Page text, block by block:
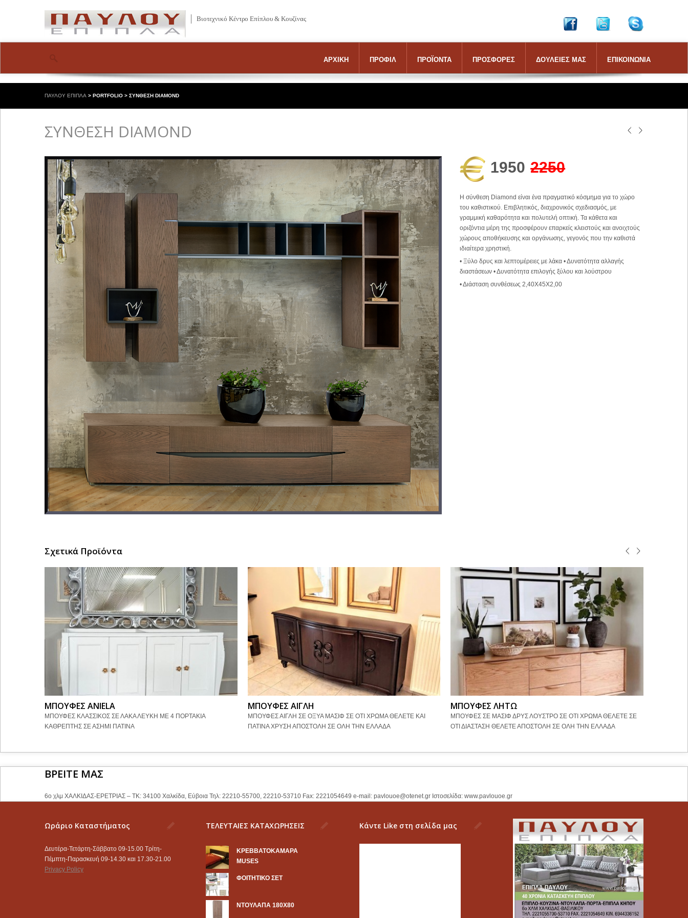
Βιοτεχνικό Κέντρο Επίπλου & Κουζίνας
ΑΡΧΙΚΗ ΠΡΟΦΙΛ ΠΡΟΪΟΝΤΑ ΠΡΟΣΦΟΡΕΣ ΔΟΥΛΕΙΕΣ ΜΑΣ ΕΠΙΚΟΙΝΩΝΙΑ
ΠΑΥΛΟΥ ΕΠΙΠΛΑ > PORTFOLIO > ΣΥΝΘΕΣΗ DIAMOND
ΣΥΝΘΕΣΗ DIAMOND
1950 2250
Η σύνθεση Diamond είναι ένα πραγματικό κόσμημα για το χώρο
του καθιστικού. Επιβλητικός, διαχρονικός σχεδιασμός, με
γραμμική καθαρότητα και πολυτελή οπτική. Τα κάθετα και
οριζόντια μέρη της προσφέρουν επαρκείς κλειστούς και ανοιχτούς
χώρους αποθήκευσης και οργάνωσης, γεγονός που την καθιστά
ιδιαίτερα χρηστική.
• Ξύλο δρυς και λεπτομέρειες με λάκα • Δυνατότητα αλλαγής
διαστάσεων • Δυνατότητα επιλογής ξύλου και λούστρου
• Διάσταση συνθέσεως 2,40Χ45Χ2,00
Σχετικά Προϊόντα
ΜΠΟΥΦΕΣ ANIELA
ΜΠΟΥΦΕΣ ΚΛΑΣΣΙΚΟΣ ΣΕ ΛΑΚΑ ΛΕΥΚΗ ΜΕ 4 ΠΟΡΤΑΚΙΑ
ΚΑΘΡΕΠΤΗΣ ΣΕ ΑΣΗΜΙ ΠΑΤΙΝΑ
ΜΠΟΥΦΕΣ ΑΙΓΛΗ
ΜΠΟΥΦΕΣ ΑΙΓΛΗ ΣΕ ΟΞΥΑ ΜΑΣΙΦ ΣΕ ΟΤΙ ΧΡΩΜΑ ΘΕΛΕΤΕ ΚΑΙ
ΠΑΤΙΝΑ ΧΡΥΣΗ ΑΠΟΣΤΟΛΗ ΣΕ ΟΛΗ ΤΗΝ ΕΛΛΑΔΑ
ΜΠΟΥΦΕΣ ΛΗΤΩ
ΜΠΟΥΦΕΣ ΣΕ ΜΑΣΙΦ ΔΡΥΣ ΛΟΥΣΤΡΟ ΣΕ ΟΤΙ ΧΡΩΜΑ ΘΕΛΕΤΕ ΣΕ
ΟΤΙ ΔΙΑΣΤΑΣΗ ΘΕΛΕΤΕ ΑΠΟΣΤΟΛΗ ΣΕ ΟΛΗ ΤΗΝ ΕΛΛΑΔΑ
ΒΡΕΙΤΕ ΜΑΣ
6ο χλμ ΧΑΛΚΙΔΑΣ-ΕΡΕΤΡΙΑΣ – ΤΚ: 34100 Χαλκίδα, Εύβοια Τηλ: 22210-55700, 22210-53710 Fax: 2221054649 e-mail: pavlouoe@otenet.gr Ιστοσελίδα: www.pavlouoe.gr
Ωράριο Καταστήματος
Δευτέρα-Τετάρτη-Σάββατο 09-15.00 Τρίτη-
Πέμπτη-Παρασκευή 09-14.30 και 17.30-21.00
Privacy Policy
ΤΕΛΕΥΤΑΙΕΣ ΚΑΤΑΧΩΡΗΣΕΙΣ
KΡΕΒΒΑΤΟΚΑΜΑΡΑ
MUSES
ΦΟΙΤΗΤΙΚΟ ΣΕΤ
ΝΤΟΥΛΑΠΑ 180Χ80
Κάντε Like στη σελίδα μας